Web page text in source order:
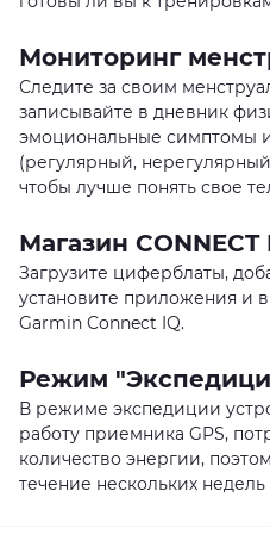
Мониторинг
Следите за своим
записывайте в дневник
эмоциональные симптомы
(регулярный,
чтобы лучше понять свое
Магазин
Загрузите циферблаты,
установите приложения и
Garmin Connect IQ.
Режим
В режиме экспедиции
работу приемника GPS,
количество энергии,
течение нескольких